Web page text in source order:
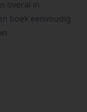
overal in
boek eenvoudig